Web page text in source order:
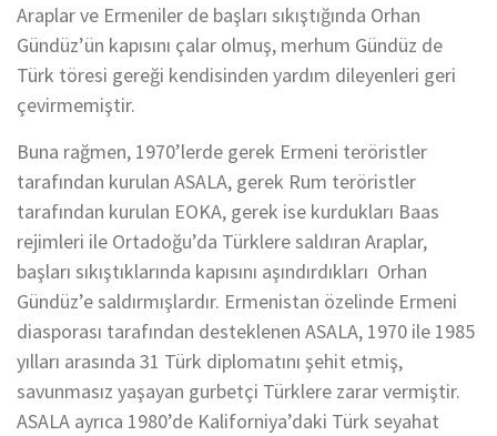
Araplar ve Ermeniler de başları sıkıştığında Orhan
Gündüz’ün kapısını çalar olmuş, merhum Gündüz de
Türk töresi gereği kendisinden yardım dileyenleri geri
çevirmemiştir.
Buna rağmen, 1970’lerde gerek Ermeni teröristler
tarafından kurulan ASALA, gerek Rum teröristler
tarafından kurulan EOKA, gerek ise kurdukları Baas
rejimleri ile Ortadoğu’da Türklere saldıran Araplar,
başları sıkıştıklarında kapısını aşındırdıkları Orhan
Gündüz’e saldırmışlardır. Ermenistan özelinde Ermeni
diasporası tarafından desteklenen ASALA, 1970 ile 1985
yılları arasında 31 Türk diplomatını şehit etmiş,
savunmasız yaşayan gurbetçi Türklere zarar vermiştir.
ASALA ayrıca 1980’de Kaliforniya’daki Türk seyahat